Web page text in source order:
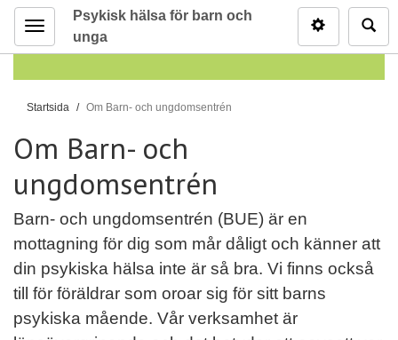
Meny
Psykisk hälsa för barn och
unga
D
ä
h
ä
r
:
Startsida Om Barn- och ungdomsentrén
Om Barn- och
ungdomsentrén
Barn- och ungdomsentrén (BUE) är en
mottagning för dig som mår dåligt och känner att
din psykiska hälsa inte är så bra. Vi finns också
till för föräldrar som oroar sig för sitt barns
psykiska mående. Vår verksamhet är